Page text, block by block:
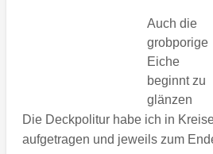
Auch die
grobporige
Eiche
beginnt zu
glänzen
Die Deckpolitur habe ich in
aufgetragen und jeweils zum